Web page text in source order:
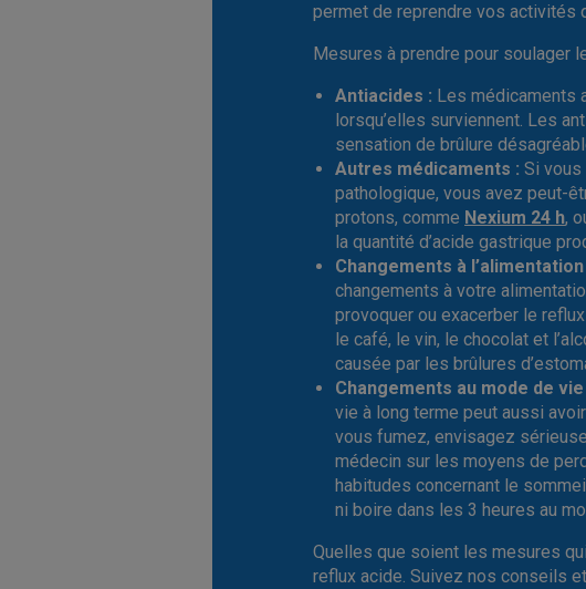
permet de reprendre vos activités
Mesures à prendre pour soulager
Antiacides : Les médicaments
lorsqu’elles surviennent. Les
sensation de brûlure
Autres médicaments : Si
pathologique, vous avez peut-
protons, comme Nexium 24 h,
la quantité d’acide gastrique
Changements à l’alimentation
changements à votre
provoquer ou exacerber le
le café, le vin, le chocolat et
causée par les brûlures
Changements au mode de vie
vie à long terme peut aussi
vous fumez, envisagez
médecin sur les moyens de
habitudes concernant le
ni boire dans les 3 heures au
Quelles que soient les mesures
reflux acide. Suivez nos conseils